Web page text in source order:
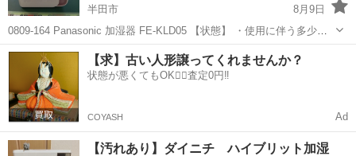
半田市
8月9日
0809-164 Panasonic 加湿器 FE-KLD05 【状態】 ・使用に伴う多少の
スレ、キズ、落としきれない汚れなどございます ・詳細は現地でご確
認ください ・お値引きは出来かねますのでご了承願いま...
愛知 半田市 季節、空調家電 現地
【求】古い人形譲ってくれませんか？
状態が悪くてもOK🙆‍♀️査定0円‼️
COYASH Ad
【汚れあり】ダイニチ ハイブリット加湿